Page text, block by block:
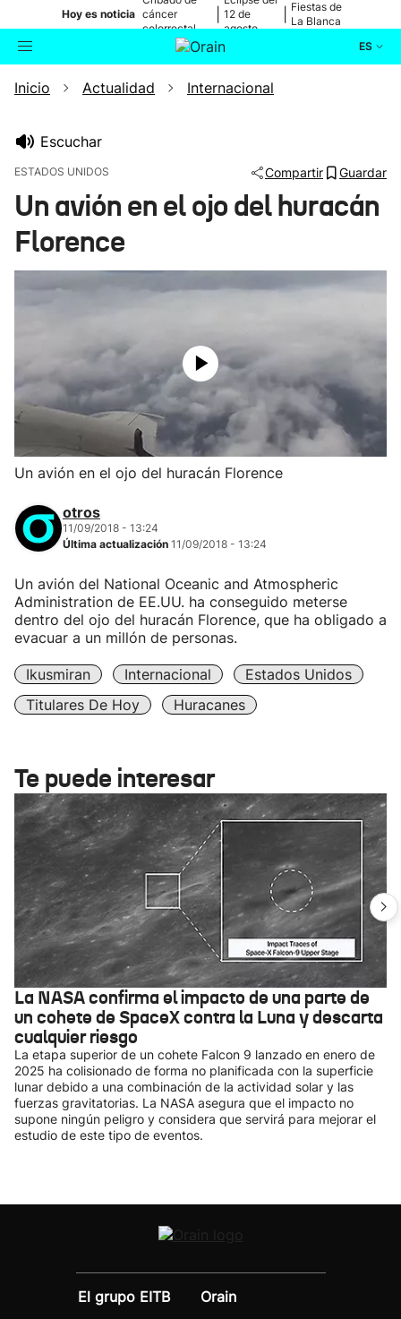
Hoy es noticia cáncer
colorrectal
12 de
agosto
Fiestas de
La Blanca
ES
Buscador Actualidad
Eguraldia
Inicio Actualidad Internacional
Escuchar
ESTADOS UNIDOS Compartir Guardar
Un avión en el ojo del huracán
Florence
Un avión en el ojo del huracán Florence
otros
11/09/2018 - 13:24
Última actualización 11/09/2018 - 13:24
Un avión del National Oceanic and Atmospheric
Administration de EE.UU. ha conseguido meterse
dentro del ojo del huracán Florence, que ha obligado a
evacuar a un millón de personas.
Ikusmiran Internacional
Estados Unidos
Titulares De Hoy
Huracanes
Te puede interesar
La NASA confirma el impacto de una parte de
un cohete de SpaceX contra la Luna y descarta
cualquier riesgo
La etapa superior de un cohete Falcon 9 lanzado en enero de
2025 ha colisionado de forma no planificada con la superficie
lunar debido a una combinación de la actividad solar y las
fuerzas gravitatorias. La NASA asegura que el impacto no
supone ningún peligro y considera que servirá para mejorar el
estudio de este tipo de eventos.
El grupo EITB
Orain